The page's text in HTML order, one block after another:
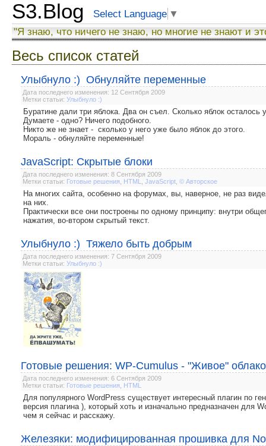
S3.Blog Select Language ▼
"Я знаю, что ничего не знаю, но многие не знают и
Весь список статей
Улыбнуло :) Обнуляйте переменные
Дата последнего изменения: 12 Сентября 2009
Метки статьи: Улыбнуло :)
Буратине дали три яблока. Два он съел. Сколько яблок осталось
Думаете - одно? Ничего подобного.
Никто же не знает - сколько у него уже было яблок до этого.
Мораль - обнуляйте переменные!
JavaScript: Скрытые блоки
Дата последнего изменения: 8 Сентября 2009
Метки статьи: Готовые решения HTML JavaScript © Авторское
На многих сайта, особенно на форумах, вы, наверное, не раз
на них.
Практически все они построены по одному принципу: внутри
нажатия, во-втором скрытый текст.
Улыбнуло :) Тяжело быть добрым
Дата последнего изменения: 7 Сентября 2009
Метки статьи: Улыбнуло :)
Готовые решения: WP-Cumulus - "Живое" облако
Дата последнего изменения: 6 Сентября 2009
Метки статьи: Готовые решения HTML
Для популярного WordPress существует интересный плагин по
версия плагина ), который хоть и изначально предназначен для
чем я сейчас и расскажу.
Железяки: модифицированная прошивка для